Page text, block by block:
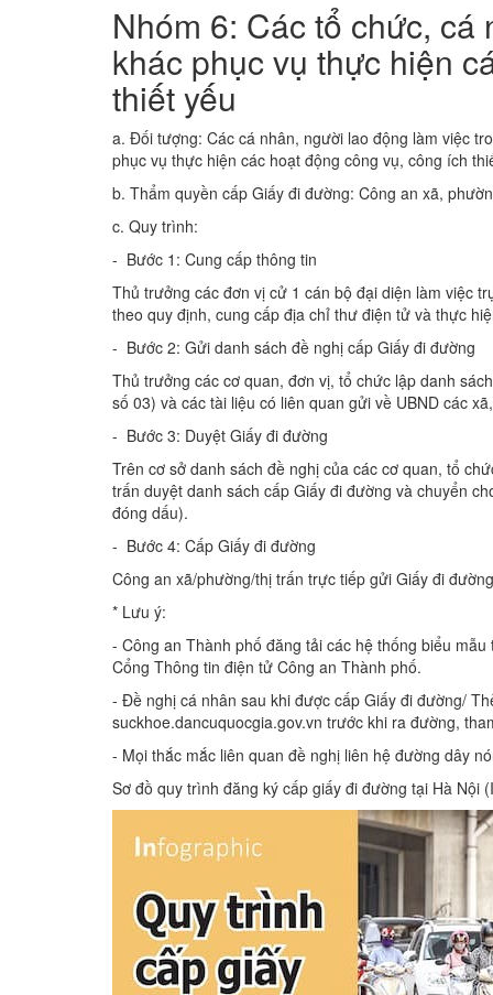
Nhóm 6: Các tổ chức,
khác phục vụ thực hiện
thiết yếu
a. Đối tượng: Các cá nhân, người lao động làm việc
phục vụ thực hiện các hoạt động công vụ, công ích
b. Thẩm quyền cấp Giấy đi đường: Công an xã,
c. Quy trình:
- Bước 1: Cung cấp thông tin
Thủ trưởng các đơn vị cử 1 cán bộ đại diện làm việc
theo quy định, cung cấp địa chỉ thư điện tử và thực
- Bước 2: Gửi danh sách đề nghị cấp Giấy đi đường
Thủ trưởng các cơ quan, đơn vị, tổ chức lập danh
số 03) và các tài liệu có liên quan gửi về UBND các
- Bước 3: Duyệt Giấy đi đường
Trên cơ sở danh sách đề nghị của các cơ quan, tổ
trấn duyệt danh sách cấp Giấy đi đường và chuyển
đóng dấu).
- Bước 4: Cấp Giấy đi đường
Công an xã/phường/thị trấn trực tiếp gửi Giấy đi
* Lưu ý:
- Công an Thành phố đăng tải các hệ thống biểu
Cổng Thông tin điện tử Công an Thành phố.
- Đề nghị cá nhân sau khi được cấp Giấy đi đường/
suckhoe.dancuquocgia.gov.vn trước khi ra đường,
- Mọi thắc mắc liên quan đề nghị liên hệ đường dây
Sơ đồ quy trình đăng ký cấp giấy đi đường tại Hà Nội